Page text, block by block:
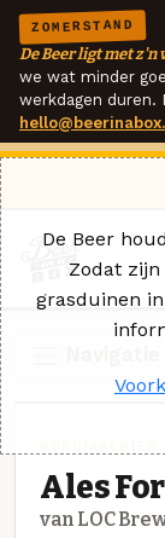
ZOMERSTAND
De Beer ligt met z'n
we wat minder
werkdagen
Ales
van LOC
De Beer
Zodat
grasduinen